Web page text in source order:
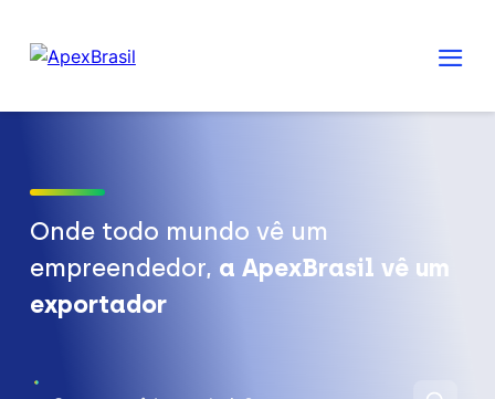
Onde todo mundo vê um
empreendedor, a ApexBrasil vê um
exportador